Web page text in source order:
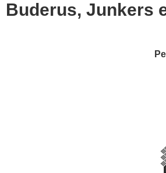
Buderus, Junkers